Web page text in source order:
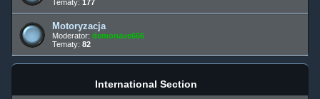
Tematy: 177
Motoryzacja
Moderator: demonave666
Tematy: 82
International Section